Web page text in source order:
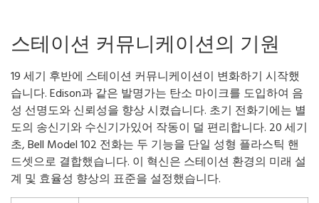
스테이션 커뮤니케이션의 기원
19 세기 후반에 스테이션 커뮤니케이션이 변화하기 시작했
습니다. Edison과 같은 발명가는 탄소 마이크를 도입하여 음
성 선명도와 신뢰성을 향상 시켰습니다. 초기 전화기에는 별
도의 송신기와 수신기가있어 작동이 덜 편리합니다. 20 세기
초, Bell Model 102 전화는 두 기능을 단일 성형 플라스틱 핸
드셋으로 결합했습니다. 이 혁신은 스테이션 환경의 미래 설
계 및 효율성 향상의 표준을 설정했습니다.